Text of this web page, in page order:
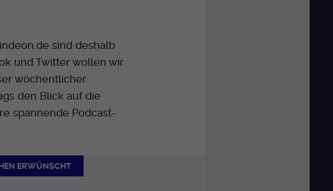
sind deshalb
und Twitter wollen wir
wöchentlicher
den Blick auf die
spannende Podcast-
ERWÜNSCHT